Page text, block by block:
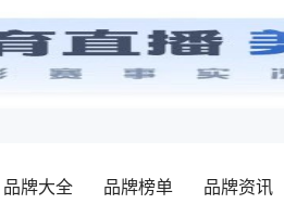
品牌大全 品牌榜单 品牌资讯